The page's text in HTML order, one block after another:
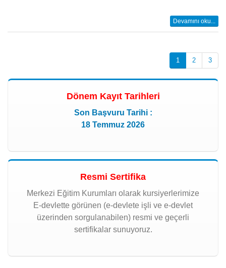
Devamını oku...
1 2 3
Dönem Kayıt Tarihleri
Son Başvuru Tarihi :
18 Temmuz 2026
Resmi Sertifika
Merkezi Eğitim Kurumları olarak kursiyerlerimize
E-devlette görünen (e-devlete işli ve e-devlet
üzerinden sorgulanabilen) resmi ve geçerli
sertifikalar sunuyoruz.